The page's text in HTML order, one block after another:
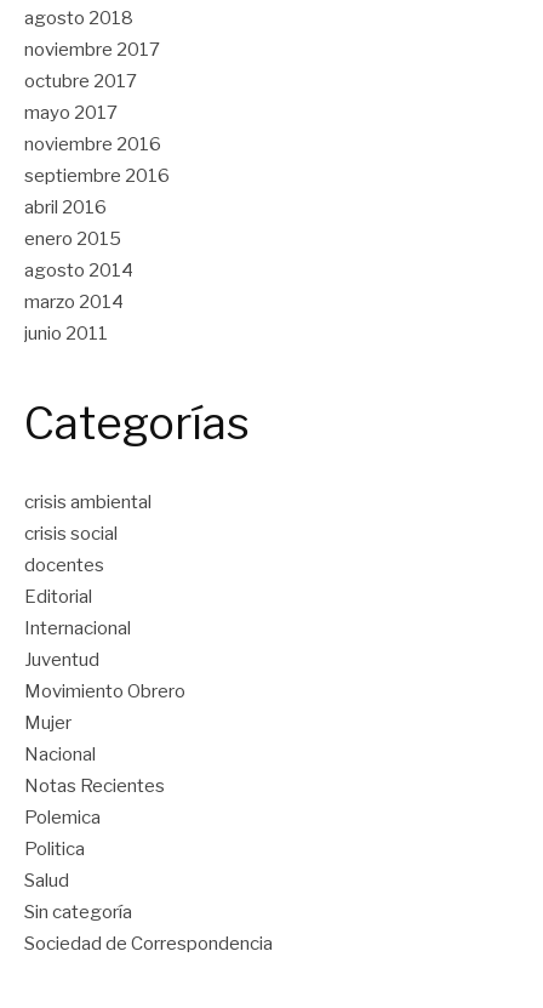
agosto 2018
noviembre 2017
octubre 2017
mayo 2017
noviembre 2016
septiembre 2016
abril 2016
enero 2015
agosto 2014
marzo 2014
junio 2011
Categorías
crisis ambiental
crisis social
docentes
Editorial
Internacional
Juventud
Movimiento Obrero
Mujer
Nacional
Notas Recientes
Polemica
Politica
Salud
Sin categoría
Sociedad de Correspondencia